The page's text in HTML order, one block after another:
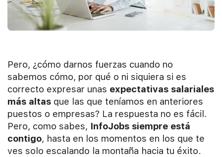
Pero, ¿cómo darnos fuerzas cuando no
sabemos cómo, por qué o ni siquiera si es
correcto expresar unas expectativas salariales
más altas que las que teníamos en anteriores
puestos o empresas? La respuesta no es fácil.
Pero, como sabes, InfoJobs siempre está
contigo, hasta en los momentos en los que te
ves solo escalando la montaña hacia tu éxito.